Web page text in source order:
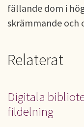
fällande dom i
skrämmande och
Relaterat
Digitala
fildelning